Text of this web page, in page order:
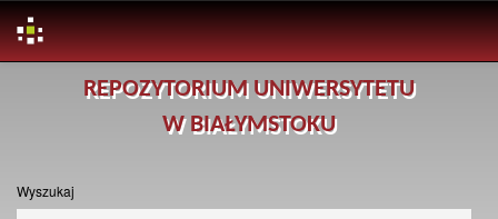
REPOZYTORIUM UNIWERSYTETU
W BIAŁYMSTOKU
Wyszukaj